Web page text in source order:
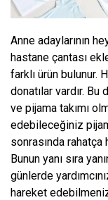
Anne adaylarının
hastane çantası
farklı ürün bulunur.
donatılar vardır.
ve pijama takımı
edebileceğiniz
sonrasında
Bunun yanı sıra
günlerde
hareket